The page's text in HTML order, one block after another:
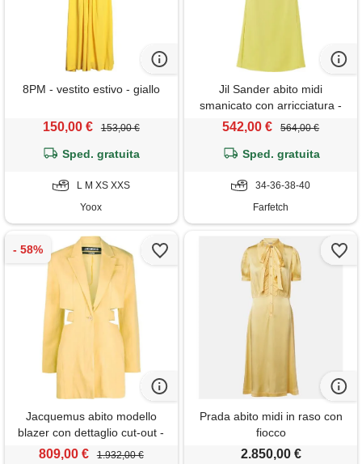
8PM - vestito estivo - giallo
150,00 € 153,00 €
Sped. gratuita
L M XS XXS
Yoox
Jil Sander abito midi
smanicato con arricciatura -
verde
542,00 € 564,00 €
Sped. gratuita
34-36-38-40
Farfetch
Jacquemus abito modello
blazer con dettaglio cut-out -
giallo
809,00 € 1.932,00 €
Prada abito midi in raso con
fiocco
2.850,00 €